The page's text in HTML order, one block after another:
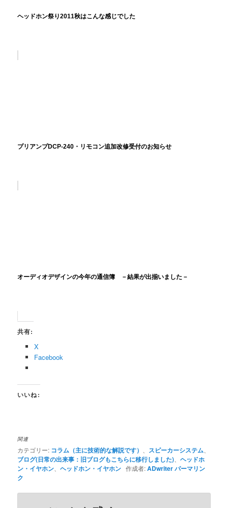
ヘッドホン祭り2011秋はこんな感じでした
プリアンプDCP-240・リモコン追加改修受付のお知らせ
オーディオデザインの今年の通信簿 －結果が出揃いました－
共有:
X
Facebook
いいね:
関連
カテゴリー: コラム（主に技術的な解説です） スピーカーシステム
ブログ(日常の出来事：旧ブログもこちらに移行しました) 、ヘッドホ
ン・イヤホン 、ヘッドホン・イヤホン 作成者:ADwriterパーマリン
ク